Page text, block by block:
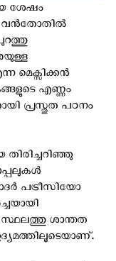
ശേഷം
വന്‍തോതില്‍
മെക്സിക്കന്‍
എണ്ണം
പ്രസ്തുത പഠനം
പട്രീസിയോ
സ്ഥലത്തു ശാന്തത